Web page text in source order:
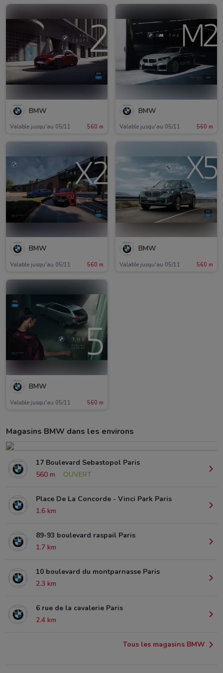
BMW
Valable jusqu'au 05/11 560 m
BMW
Valable jusqu'au 05/11 560 m
BMW
Valable jusqu'au 05/11 560 m
BMW
Valable jusqu'au 05/11 560 m
BMW
Valable jusqu'au 05/11 560 m
Magasins BMW dans les environs
17 Boulevard Sebastopol Paris
560 m
OUVERT
Place De La Concorde - Vinci Park Paris
1.6 km
89-93 boulevard raspail Paris
1.7 km
10 boulevard du montparnasse Paris
2.3 km
6 rue de la cavalerie Paris
2.4 km
Tous les magasins BMW